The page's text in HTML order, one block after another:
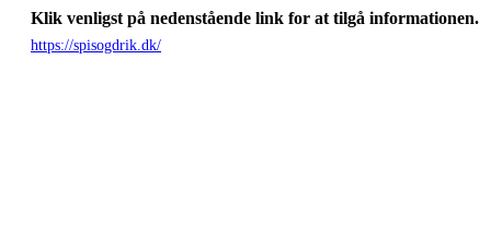
Klik venligst på nedenstående link for at tilgå informationen.
https://spisogdrik.dk/